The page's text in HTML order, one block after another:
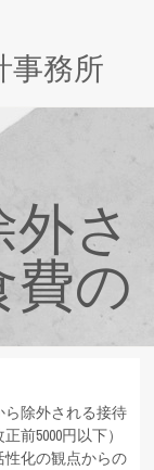
事務所
さ
の
除外される接待
前5000円以下）
化の観点からの